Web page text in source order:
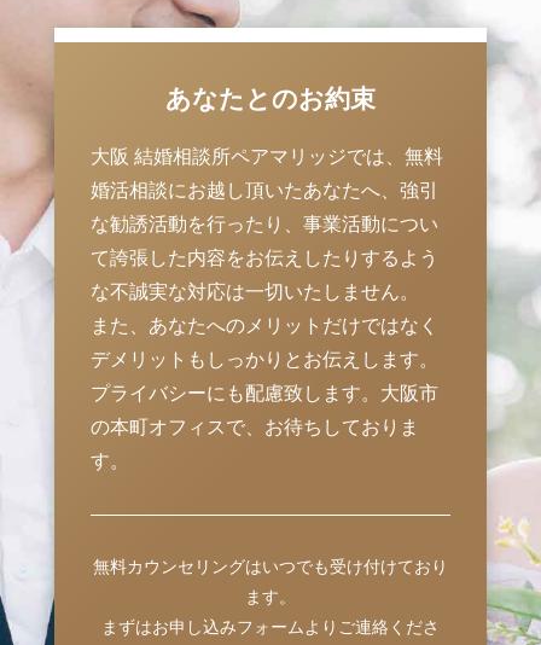
あなたとのお約束
大阪 結婚相談所ペアマリッジでは、無料
婚活相談にお越し頂いたあなたへ、強引
な勧誘活動を行ったり、事業活動につい
て誇張した内容をお伝えしたりするよう
な不誠実な対応は一切いたしません。
また、あなたへのメリットだけではなく
デメリットもしっかりとお伝えします。
プライバシーにも配慮致します。大阪市
の本町オフィスで、お待ちしておりま
す。
無料カウンセリングはいつでも受け付けており
ます。
まずはお申し込みフォームよりご連絡くださ